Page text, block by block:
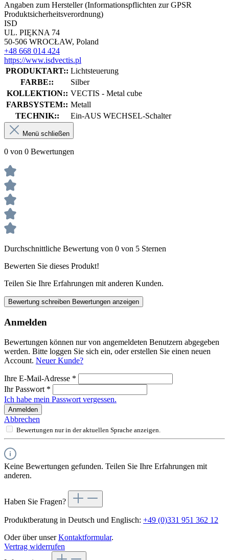
Angaben zum Hersteller (Informationspflichten zur GPSR
Produktsicherheitsverordnung)
ISD
UL. PIĘKNA 74
50-506 WROCŁAW, Poland
+48 668 014 424
https://www.isdvectis.pl
PRODUKTART:: Lichtsteuerung
FARBE::
Silber
KOLLEKTION:: VECTIS - Metal cube
FARBSYSTEM:: Metall
TECHNIK::
Ein-AUS WECHSEL-Schalter
Menü schließen
0 von 0 Bewertungen
Durchschnittliche Bewertung von 0 von 5 Sternen
Bewerten Sie dieses Produkt!
Teilen Sie Ihre Erfahrungen mit anderen Kunden.
Bewertung schreiben Bewertungen anzeigen
Anmelden
Bewertungen können nur von angemeldeten Benutzern abgegeben
werden. Bitte loggen Sie sich ein, oder erstellen Sie einen neuen
Account. Neuer Kunde?
Ihre E-Mail-Adresse *
Ihr Passwort *
Ich habe mein Passwort vergessen.
Anmelden
Abbrechen
Bewertungen nur in der aktuellen Sprache anzeigen.
Keine Bewertungen gefunden. Teilen Sie Ihre Erfahrungen mit
anderen.
Haben Sie Fragen?
Produktberatung in Deutsch und Englisch: +49 (0)331 951 362 12
Oder über unserKontaktformular.
Vertrag widerrufen